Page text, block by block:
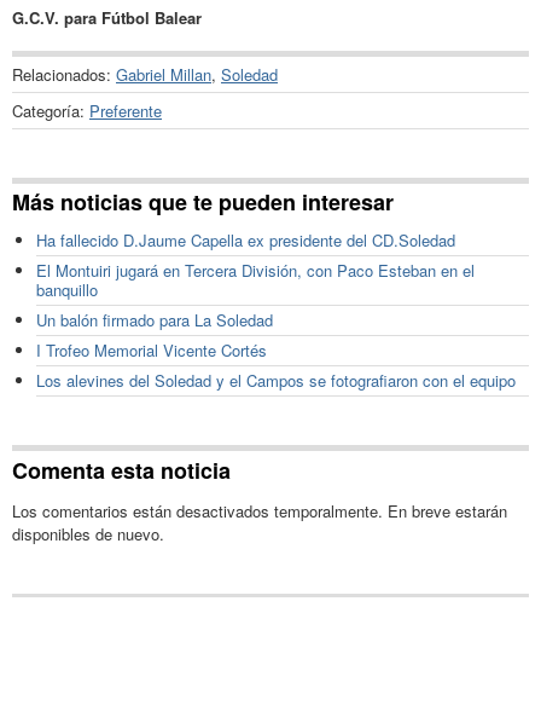
G.C.V. para Fútbol Balear
Relacionados: Gabriel Millan, Soledad
Categoría: Preferente
Más noticias que te pueden interesar
Ha fallecido D.Jaume Capella ex presidente del CD.Soledad
El Montuiri jugará en Tercera División, con Paco Esteban en el
banquillo
Un balón firmado para La Soledad
I Trofeo Memorial Vicente Cortés
Los alevines del Soledad y el Campos se fotografiaron con el equipo
Comenta esta noticia
Los comentarios están desactivados temporalmente. En breve estarán
disponibles de nuevo.